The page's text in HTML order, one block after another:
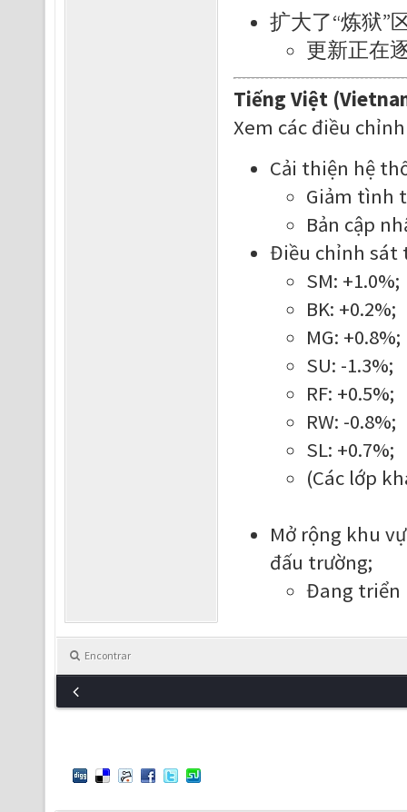
扩大了“炼狱”
更新正在
Tiếng Việt
Xem các điều
Cải thiện hệ
Giảm tình
Bản cập
Điều chỉnh sát
SM: +1.0%;
BK: +0.2%;
MG: +0.8%;
SU: -1.3%;
RF: +0.5%;
RW: -0.8%;
SL: +0.7%;
(Các lớp
Mở rộng khu
đấu trường;
Đang triển
Encontrar